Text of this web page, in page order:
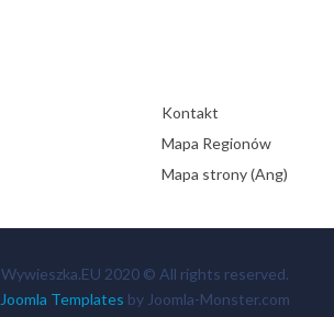
Kontakt
Mapa Regionów
Mapa strony (Ang)
Wywieszka.EU 2020 © All rights reserved.
Joomla Templates by Joomla-Monster.com